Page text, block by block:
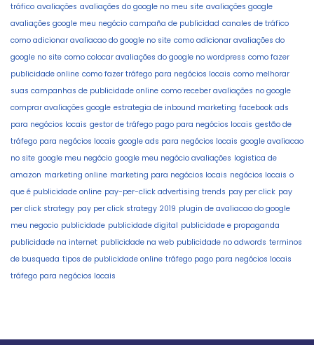
tráfico avaliações avaliações do google no meu site avaliações google
avaliações google meu negócio campaña de publicidad canales de tráfico
como adicionar avaliacao do google no site como adicionar avaliações do
google no site como colocar avaliações do google no wordpress como fazer
publicidade online como fazer tráfego para negócios locais como melhorar
suas campanhas de publicidade online como receber avaliações no google
comprar avaliações google estrategia de inbound marketing facebook ads
para negócios locais gestor de tráfego pago para negócios locais gestão de
tráfego para negócios locais google ads para negócios locais google avaliacao
no site google meu negócio google meu negócio avaliações logistica de
amazon marketing online marketing para negócios locais negócios locais o
que é publicidade online pay-per-click advertising trends pay per click pay
per click strategy pay per click strategy 2019 plugin de avaliacao do google
meu negocio publicidade publicidade digital publicidade e propaganda
publicidade na internet publicidade na web publicidade no adwords terminos
de busqueda tipos de publicidade online tráfego pago para negócios locais
tráfego para negócios locais